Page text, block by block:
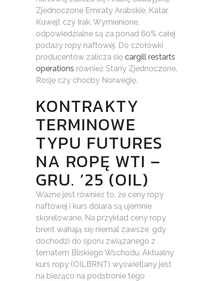
Zjednoczone Emiraty Arabskie, Katar,
Kuwejt czy Irak. Wymienione,
odpowiedzialne są za ponad 60% całej
podaży ropy naftowej. Do czołówki
producentów zalicza się cargill restarts
operations również Stany Zjednoczone,
Rosję czy choćby Norwegię.
KONTRAKTY
TERMINOWE
TYPU FUTURES
NA ROPĘ WTI –
GRU. ’25 (OIL)
Ważne jest również to, że ceny ropy
naftowej i kurs dolara są ujemnie
skorelowane. Na przykład ceny ropy
brent wahają się niemal zawsze, gdy
dochodzi do sporu związanego z
tematem Bliskiego Wschodu. Aktualny
kurs ropy (OILBRNT) wyświetlany jest
na bieżąco na podstronie tego